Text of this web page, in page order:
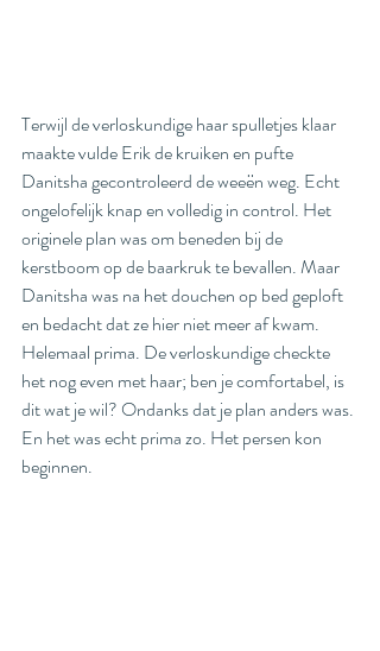
Terwijl de verloskundige haar spulletjes klaar
maakte vulde Erik de kruiken en pufte
Danitsha gecontroleerd de weeën weg. Echt
ongelofelijk knap en volledig in control. Het
originele plan was om beneden bij de
kerstboom op de baarkruk te bevallen. Maar
Danitsha was na het douchen op bed geploft
en bedacht dat ze hier niet meer af kwam.
Helemaal prima. De verloskundige checkte
het nog even met haar; ben je comfortabel, is
dit wat je wil? Ondanks dat je plan anders was.
En het was echt prima zo. Het persen kon
beginnen.